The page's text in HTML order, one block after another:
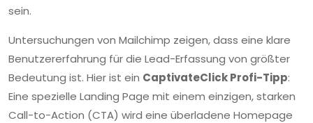
sein.
Untersuchungen von Mailchimp zeigen, dass eine klare
Benutzererfahrung für die Lead-Erfassung von größter
Bedeutung ist. Hier ist ein CaptivateClick Profi-Tipp:
Eine spezielle Landing Page mit einem einzigen, starken
Call-to-Action (CTA) wird eine überladene Homepage